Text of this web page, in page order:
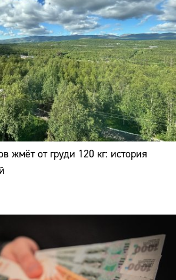
жмёт от груди 120 кг: история